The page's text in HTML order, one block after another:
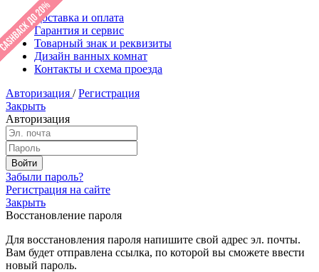
Доставка и оплата
Гарантия и сервис
Товарный знак и реквизиты
Дизайн ванных комнат
Контакты и схема проезда
Авторизация / Регистрация
Закрыть
Авторизация
Забыли пароль?
Регистрация на сайте
Закрыть
Восстановление пароля
Для восстановления пароля напишите свой адрес эл. почты.
Вам будет отправлена ссылка, по которой вы сможете ввести
новый пароль.